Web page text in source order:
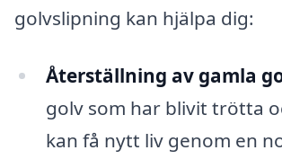
golvslipning kan hjälpa dig:
Återställning av gamla
golv som har blivit trötta
kan få nytt liv genom en